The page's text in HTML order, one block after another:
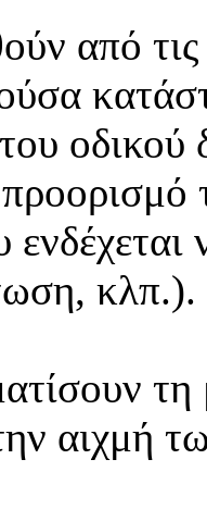
από
οδικού
κλπ.).
τη
αιχμή